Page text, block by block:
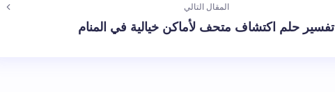
المقال التالي
تفسير حلم اكتشاف متحف لأماكن خيالية في المنام